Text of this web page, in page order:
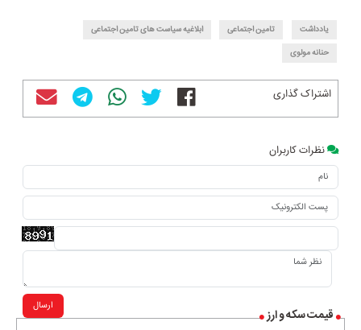
قیمت سکه و ارز
یادداشت تامین اجتماعی
ابلاغیه سیاست های تامین اجتماعی
حنانه مولوی
اشتراک گذاری
نظرات کاربران
ارسال